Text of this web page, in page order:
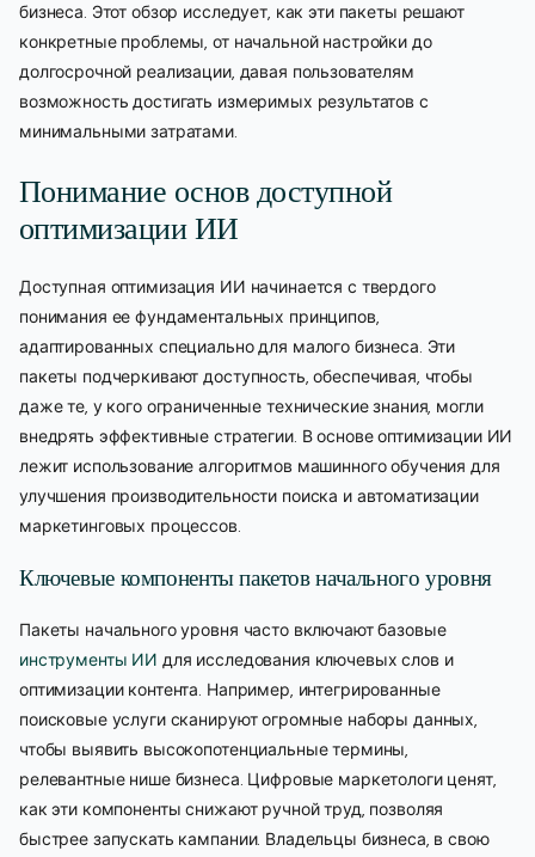
бизнеса. Этот обзор исследует, как эти пакеты решают
конкретные проблемы, от начальной настройки до
долгосрочной реализации, давая пользователям
возможность достигать измеримых результатов с
минимальными затратами.
Понимание основ доступной
оптимизации ИИ
Доступная оптимизация ИИ начинается с твердого
понимания ее фундаментальных принципов,
адаптированных специально для малого бизнеса. Эти
пакеты подчеркивают доступность, обеспечивая, чтобы
даже те, у кого ограниченные технические знания, могли
внедрять эффективные стратегии. В основе оптимизации ИИ
лежит использование алгоритмов машинного обучения для
улучшения производительности поиска и автоматизации
маркетинговых процессов.
Ключевые компоненты пакетов начального уровня
Пакеты начального уровня часто включают базовые
инструменты ИИ для исследования ключевых слов и
оптимизации контента. Например, интегрированные
поисковые услуги сканируют огромные наборы данных,
чтобы выявить высокопотенциальные термины,
релевантные нише бизнеса. Цифровые маркетологи ценят,
как эти компоненты снижают ручной труд, позволяя
быстрее запускать кампании. Владельцы бизнеса, в свою